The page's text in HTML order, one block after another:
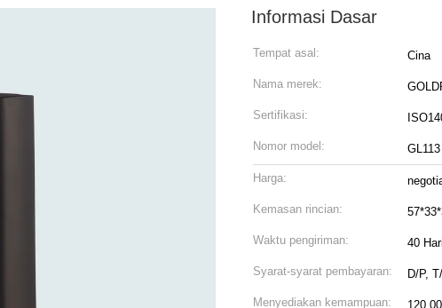
Informasi Dasar
Tempat asal: Cina
Nama merek:
Sertifikasi:
Nomor model: GL113
Harga:
Kemasan rincian:
Waktu pengiriman: 40
Syarat-syarat pembayaran: D/P,
Menyediakan kemampuan: